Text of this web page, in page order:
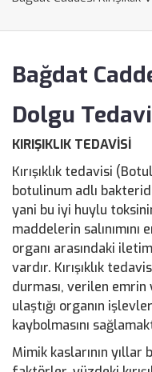
Bağdat
Dolgu
KIRIŞIKLIK TEDAVİSİ
Kırışıklık tedavisi
botulinum adlı
yani bu iyi huylu
maddelerin
organı arasındaki
vardır. Kırışıklık
durması, verilen
ulaştığı organın
kaybolmasını
Mimik kaslarının yıllar